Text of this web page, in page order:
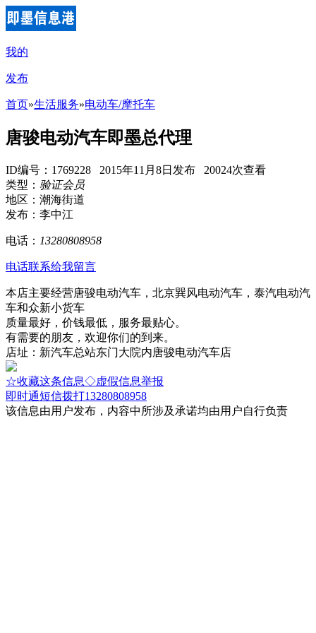
我的
发布
首页»生活服务»电动车/摩托车
唐骏电动汽车即墨总代理
ID编号：1769228 2015年11月8日发布 20024次查看
类型： 验证会员
地区：潮海街道
发布：李中江
电话： 13280808958
电话联系给我留言
本店主要经营唐骏电动汽车，北京巽风电动汽车，泰汽电动汽
车和众新小货车
质量最好，价钱最低，服务最贴心。
有需要的朋友，欢迎你们的到来。
店址：新汽车总站东门大院内唐骏电动汽车店
☆收藏这条信息◇虚假信息举报
即时通短信拨打13280808958
该信息由用户发布，内容中所涉及承诺均由用户自行负责